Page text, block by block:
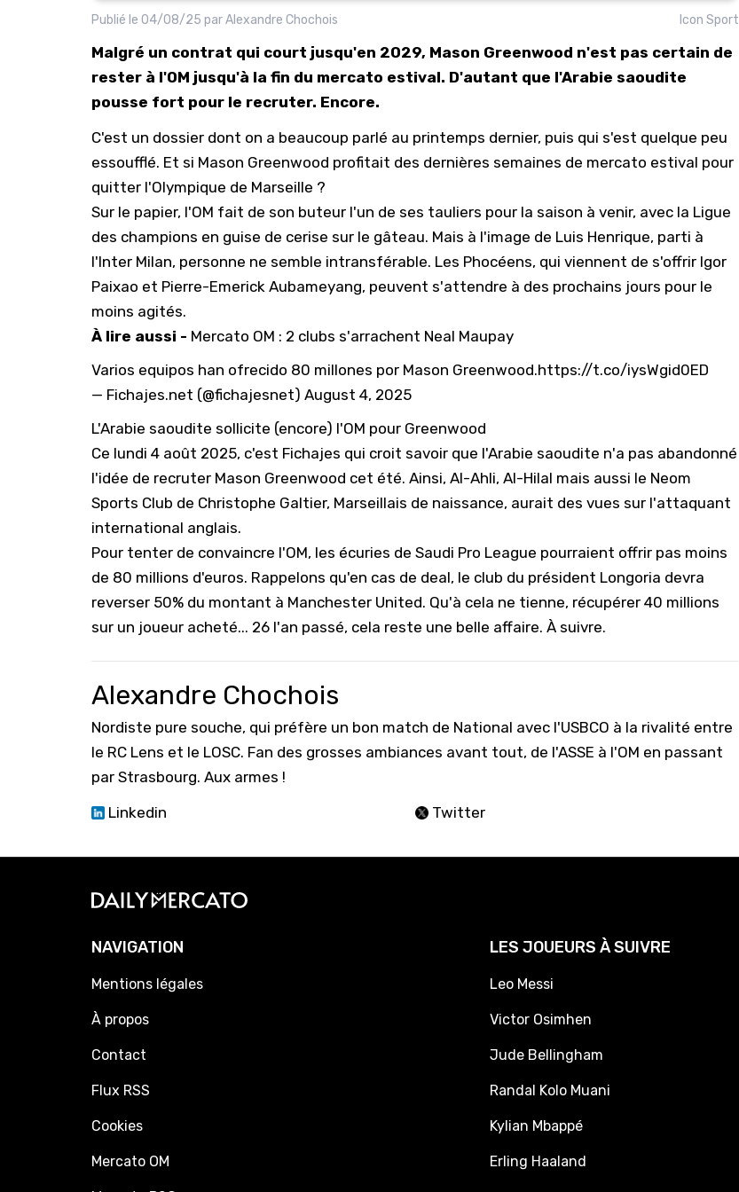
Publié le 04/08/25 parAlexandre Chochois Icon Sport
Malgré un contrat qui court jusqu'en 2029, Mason Greenwood n'est pas certain de
rester à l'OM jusqu'à la fin du mercato estival. D'autant que l'Arabie saoudite
pousse fort pour le recruter. Encore.
C'est un dossier dont on a beaucoup parlé au printemps dernier, puis qui s'est quelque peu
essoufflé. Et si Mason Greenwood profitait des dernières semaines de mercato estival pour
quitter l'Olympique de Marseille ?
Sur le papier, l'OM fait de son buteur l'un de ses tauliers pour la saison à venir, avec la Ligue
des champions en guise de cerise sur le gâteau. Mais à l'image de Luis Henrique, parti à
l'Inter Milan, personne ne semble intransférable. Les Phocéens, qui viennent de s'offrir Igor
Paixao et Pierre-Emerick Aubameyang, peuvent s'attendre à des prochains jours pour le
moins agités.
À lire aussi - Mercato OM : 2 clubs s'arrachent Neal Maupay
Varios equipos han ofrecido 80 millones por Mason Greenwood.https://t.co/iysWgid0ED
— Fichajes.net (@fichajesnet) August 4, 2025
L'Arabie saoudite sollicite (encore) l'OM pour Greenwood
Ce lundi 4 août 2025, c'est Fichajes qui croit savoir que l'Arabie saoudite n'a pas abandonné
l'idée de recruter Mason Greenwood cet été. Ainsi, Al-Ahli, Al-Hilal mais aussi le Neom
Sports Club de Christophe Galtier, Marseillais de naissance, aurait des vues sur l'attaquant
international anglais.
Pour tenter de convaincre l'OM, les écuries de Saudi Pro League pourraient offrir pas moins
de 80 millions d'euros. Rappelons qu'en cas de deal, le club du président Longoria devra
reverser 50% du montant à Manchester United. Qu'à cela ne tienne, récupérer 40 millions
sur un joueur acheté... 26 l'an passé, cela reste une belle affaire. À suivre.
Alexandre Chochois
Nordiste pure souche, qui préfère un bon match de National avec l'USBCO à la rivalité entre
le RC Lens et le LOSC. Fan des grosses ambiances avant tout, de l'ASSE à l'OM en passant
par Strasbourg. Aux armes !
Linkedin
Twitter
NAVIGATION
Mentions légales
À propos
Contact
Flux RSS
Cookies
Mercato OM
LES JOUEURS À SUIVRE
Leo Messi
Victor Osimhen
Jude Bellingham
Randal Kolo Muani
Kylian Mbappé
Erling Haaland